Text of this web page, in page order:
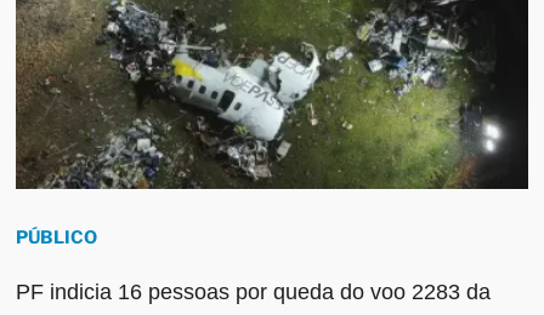
PÚBLICO
PF indicia 16 pessoas por queda do voo 2283 da